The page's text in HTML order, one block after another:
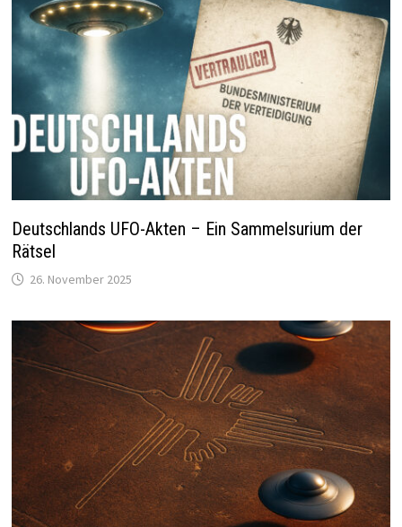
Deutschlands UFO-Akten – Ein Sammelsurium der
Rätsel
26. November 2025